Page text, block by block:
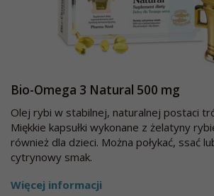
Bio-Omega 3 Natural 500 mg
Olej rybi w stabilnej, naturalnej postaci
Miękkie kapsułki wykonane z żelatyny
również dla dzieci. Można połykać, ssać
cytrynowy smak.
Więcej informacji